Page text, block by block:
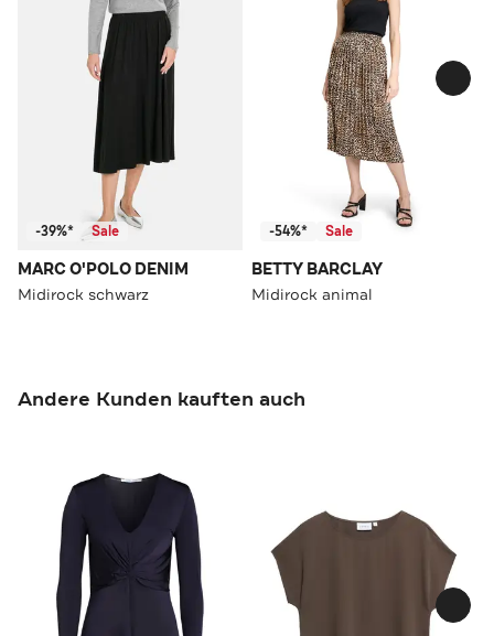
-39%* Sale
MARC O'POLO DENIM
Midirock schwarz
-54%* Sale
BETTY BARCLAY
Midirock animal
Andere Kunden kauften auch